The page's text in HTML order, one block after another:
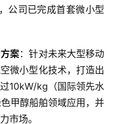
公司已完成首套微小型
案：针对未来大型移动
微小型化技术，打造出
10kW/kg（国际领先水
甲醇船舶领域应用，并
市场。